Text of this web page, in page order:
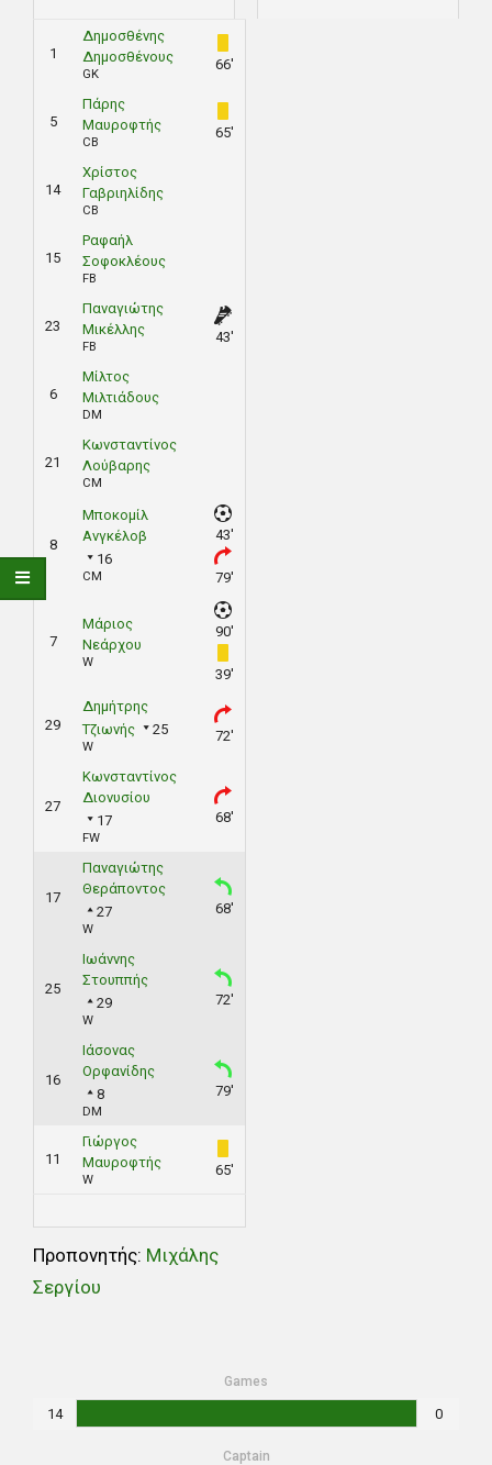
1
Δημοσθένης
Δημοσθένους
GK
66'
5
Πάρης
Μαυροφτής
CB
65'
14
Χρίστος
Γαβριηλίδης
CB
15
Ραφαήλ
Σοφοκλέους
FB
23
Παναγιώτης
Μικέλλης
FB
43'
6
Μίλτος
Μιλτιάδους
DM
21
Κωνσταντίνος
Λούβαρης
CM
8
Μποκομίλ
Ανγκέλοβ
16
CM
43'
79'
7
Μάριος
Νεάρχου
W
90'
39'
29
Δημήτρης
Τζιωνής
25
W
72'
27
Κωνσταντίνος
Διονυσίου
17
FW
68'
17
Παναγιώτης
Θεράποντος
27
W
68'
25
Ιωάννης
Στουππής
29
W
72'
16
Ιάσονας
Ορφανίδης
8
DM
79'
11
Γιώργος
Μαυροφτής
W
65'
Προπονητής: Mιχάλης
Σεργίου
Games
14 0
Captain